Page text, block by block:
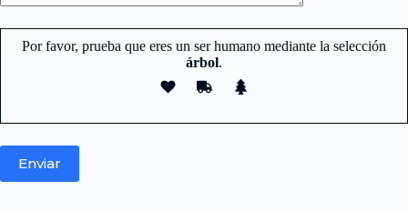
Por favor, prueba que eres un ser humano mediante la selección
árbol.